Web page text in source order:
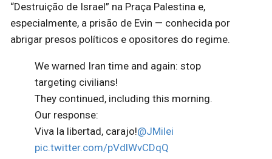
“Destruição de Israel” na Praça Palestina e,
especialmente, a prisão de Evin — conhecida por
abrigar presos políticos e opositores do regime.
We warned Iran time and again: stop
targeting civilians!
They continued, including this morning.
Our response:
Viva la libertad, carajo!@JMilei
pic.twitter.com/pVdlWvCDqQ